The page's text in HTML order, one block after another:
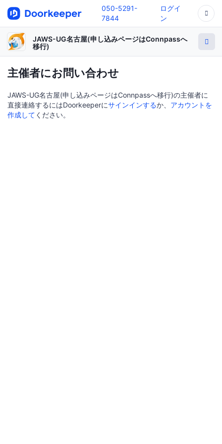
050-5291-
7844
ログイ
ン
JAWS-UG名古屋(申し込みページはConnpassへ
移行)
主催者にお問い合わせ
JAWS-UG名古屋(申し込みページはConnpassへ移行)の主催者に
直接連絡するにはDoorkeeperにサインインするか、 アカウントを
作成して ください。